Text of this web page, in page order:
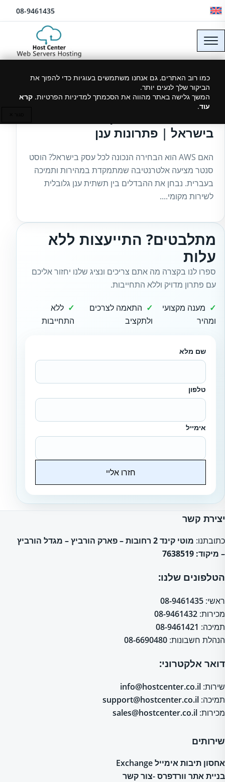
דלג לתוכן 08-9461435
כמו רוב האתרים, גם אנחנו משתמשים בעוגיות כדי להפוך את
הביקור שלך לנעים יותר.
המשך גלישה באתר מהווה את הסכמתך למדיניות הפרטיות. קרא
עוד.
01/01/2026
בישראל | פתרונות ענן
האם AWS הוא הבחירה הנכונה לכל עסק בישראל? הוסט
סנטר מציעה אלטרנטיבה שמתמקדת במהירות ותמיכה
בעברית. נבחן את ההבדלים בין תשתית ענן גלובלית
לשירות מקומי....
מתלבטים? התייעצות ללא
עלות
ספרו לנו בקצרה מה אתם צריכים ונציג שלנו יחזור אליכם
עם פתרון מדויק וללא התחייבות.
מענה מקצועי
ומהיר
התאמה לצרכים
ולתקציב
ללא
התחייבות
שם מלא
טלפון
אימייל
חזרו אליי
יצירת קשר
כתובתנו:
מוטי קינד 2 רחובות – פארק הורביץ – מגדל הורביץ
– מיקוד: 7638519
הטלפונים שלנו:
ראשי: 08-9461435
מכירות: 08-9461432
תמיכה: 08-9461421
הנהלת חשבונות: 08-6690480
דואר אלקטרוני:
שירות: info@hostcenter.co.il
תמיכה: support@hostcenter.co.il
מכירות: sales@hostcenter.co.il
שירותים
אחסון תיבות אימייל Exchange
בניית אתר וורדפרס -צור קשר